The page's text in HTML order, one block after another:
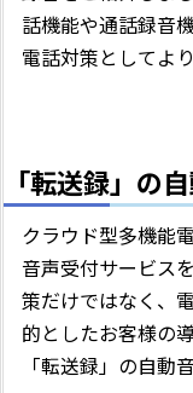
話機能や通話録音
電話対策としてよ
「転送録」の
クラウド型多機能
音声受付サービス
策だけではなく、
的としたお客様の
「転送録」の自動